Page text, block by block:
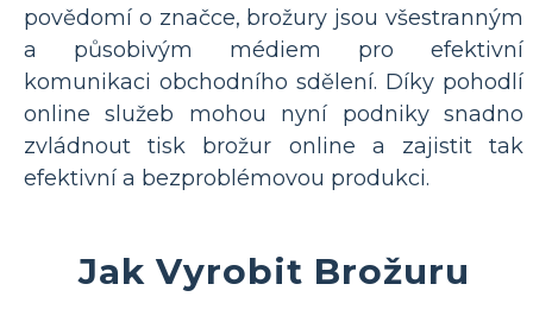
povědomí o značce, brožury jsou všestranným
a působivým médiem pro efektivní
komunikaci obchodního sdělení. Díky pohodlí
online služeb mohou nyní podniky snadno
zvládnout tisk brožur online a zajistit tak
efektivní a bezproblémovou produkci.
Jak Vyrobit Brožuru